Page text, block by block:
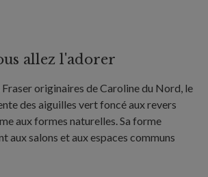
allez l'adorer
Fraser originaires de Caroline du Nord, le
des aiguilles vert foncé aux revers
aux formes naturelles. Sa forme
aux salons et aux espaces communs